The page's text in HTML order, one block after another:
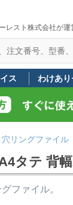
レスト株式会社が運
ス わけあ
リングファイル
タテ 背
ファイル。